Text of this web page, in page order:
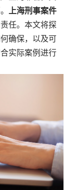
上海刑事案件
任。本文将探
确保，以及可
实际案例进行